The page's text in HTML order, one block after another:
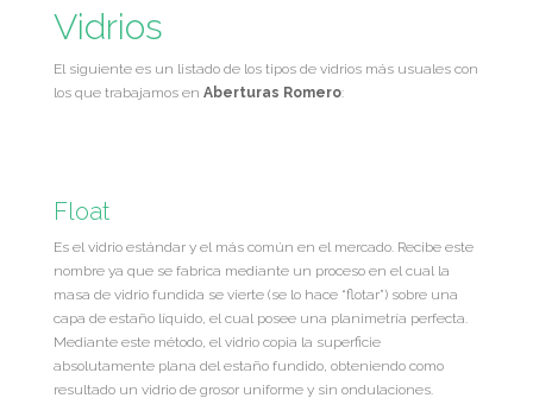
Vidrios
El siguiente es un listado de los tipos de vidrios más usuales con
los que trabajamos en Aberturas Romero:
Float
Es el vidrio estándar y el más común en el mercado. Recibe este
nombre ya que se fabrica mediante un proceso en el cual la
masa de vidrio fundida se vierte (se lo hace “flotar”) sobre una
capa de estaño líquido, el cual posee una planimetría perfecta.
Mediante este método, el vidrio copia la superficie
absolutamente plana del estaño fundido, obteniendo como
resultado un vidrio de grosor uniforme y sin ondulaciones.